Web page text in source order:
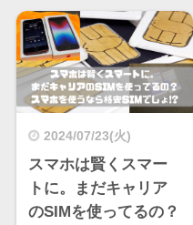
2024/07/23(火)
スマホは賢くスマー
トに。まだキャリア
のSIMを使ってるの？